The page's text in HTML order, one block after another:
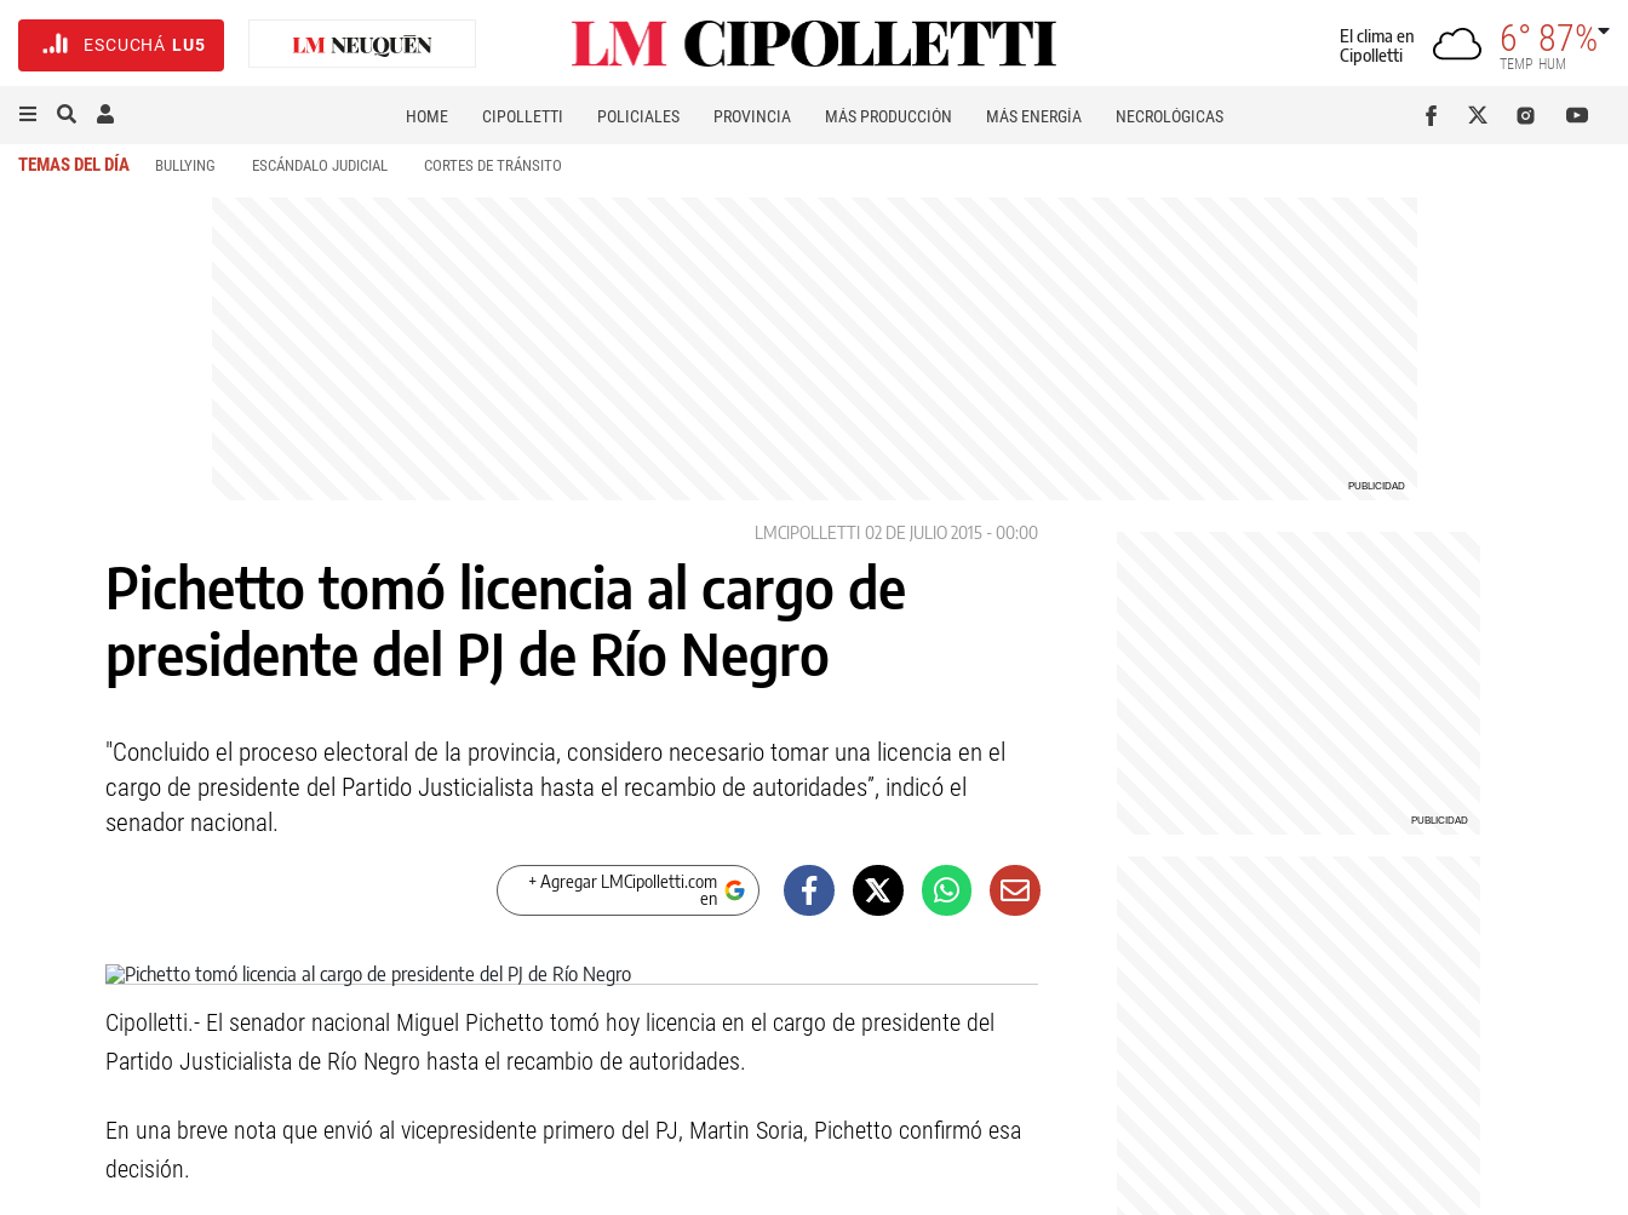
ESCUCHÁ LU5
El clima en
Cipolletti
6°
TEMP
87%
HUM
HOME CIPOLLETTI POLICIALES PROVINCIA MÁS PRODUCCIÓN MÁS ENERGÍA NECROLÓGICAS
TEMAS DEL DÍA BULLYING ESCÁNDALO JUDICIAL CORTES DE TRÁNSITO
LMCIPOLLETTI 02 DE JULIO 2015 - 00:00
Pichetto tomó licencia al cargo de
presidente del PJ de Río Negro
"Concluido el proceso electoral de la provincia, considero necesario tomar una licencia en el
cargo de presidente del Partido Justicialista hasta el recambio de autoridades”, indicó el
senador nacional.
+ Agregar LMCipolletti.com
en
Cipolletti.- El senador nacional Miguel Pichetto tomó hoy licencia en el cargo de presidente del
Partido Justicialista de Río Negro hasta el recambio de autoridades.
En una breve nota que envió al vicepresidente primero del PJ, Martin Soria, Pichetto confirmó esa
decisión.